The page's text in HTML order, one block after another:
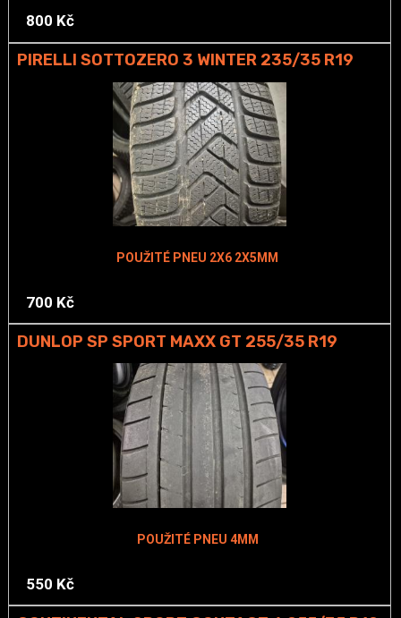
800 Kč
PIRELLI SOTTOZERO 3 WINTER 235/35 R19
POUŽITÉ PNEU 2X6 2X5MM
700 Kč
DUNLOP SP SPORT MAXX GT 255/35 R19
POUŽITÉ PNEU 4MM
550 Kč